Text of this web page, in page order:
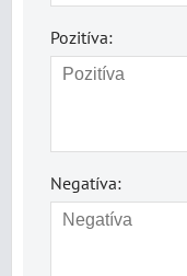
Pozitíva:
Negatíva: